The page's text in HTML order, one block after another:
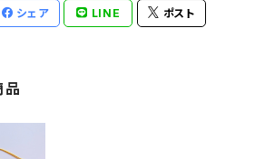
シェア LINE ポスト
品